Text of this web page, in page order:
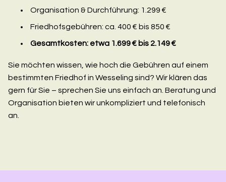
Organisation & Durchführung: 1.299 €
Friedhofsgebühren: ca. 400 € bis 850 €
Gesamtkosten: etwa 1.699 € bis 2.149 €
Sie möchten wissen, wie hoch die Gebühren auf einem
bestimmten Friedhof in Wesseling sind? Wir klären das
gern für Sie – sprechen Sie uns einfach an. Beratung und
Organisation bieten wir unkompliziert und telefonisch
an.